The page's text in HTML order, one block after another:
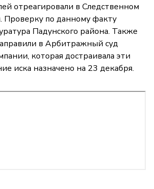
отреагировали в Следственном
Проверку по данному факту
Падунского района. Также
в Арбитражный суд
которая достраивала эти
иска назначено на 23 декабря.